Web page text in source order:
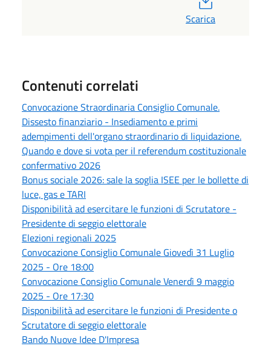
Scarica
Contenuti correlati
Convocazione Straordinaria Consiglio Comunale.
Dissesto finanziario - Insediamento e primi
adempimenti dell'organo straordinario di liquidazione.
Quando e dove si vota per il referendum costituzionale
confermativo 2026
Bonus sociale 2026: sale la soglia ISEE per le bollette di
luce, gas e TARI
Disponibilità ad esercitare le funzioni di Scrutatore -
Presidente di seggio elettorale
Elezioni regionali 2025
Convocazione Consiglio Comunale Giovedì 31 Luglio
2025 - Ore 18:00
Convocazione Consiglio Comunale Venerdì 9 maggio
2025 - Ore 17:30
Disponibilità ad esercitare le funzioni di Presidente o
Scrutatore di seggio elettorale
Bando Nuove Idee D'Impresa